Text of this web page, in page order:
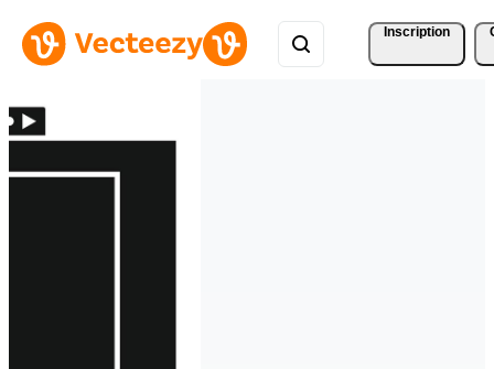
Inscription